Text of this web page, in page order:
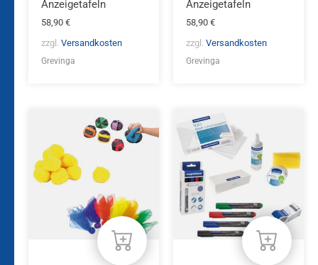
Anzeigetafeln
58,90 €
zzgl. Versandkosten
Grevinga
Anzeigetafeln
58,90 €
zzgl. Versandkosten
Grevinga